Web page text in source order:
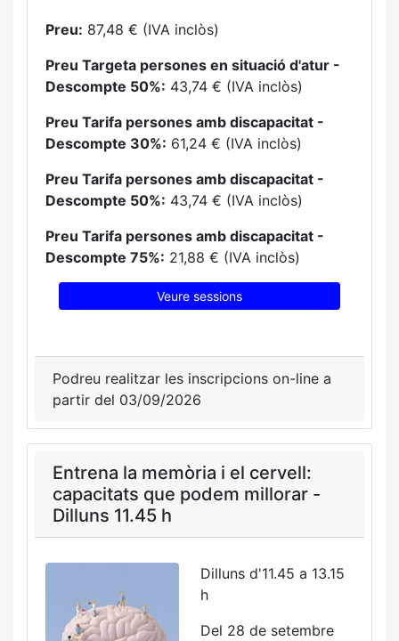
Preu: 87,48 € (IVA inclòs)
Preu Targeta persones en situació d'atur -
Descompte 50%: 43,74 € (IVA inclòs)
Preu Tarifa persones amb discapacitat -
Descompte 30%: 61,24 € (IVA inclòs)
Preu Tarifa persones amb discapacitat -
Descompte 50%: 43,74 € (IVA inclòs)
Preu Tarifa persones amb discapacitat -
Descompte 75%: 21,88 € (IVA inclòs)
Veure sessions
Podreu realitzar les inscripcions on-line a
partir del 03/09/2026
Entrena la memòria i el cervell:
capacitats que podem millorar -
Dilluns 11.45 h
Dilluns d'11.45 a 13.15
h
Del 28 de setembre